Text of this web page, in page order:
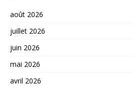
août 2026
juillet 2026
juin 2026
mai 2026
avril 2026